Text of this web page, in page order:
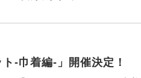
-巾着編-」開催決定！